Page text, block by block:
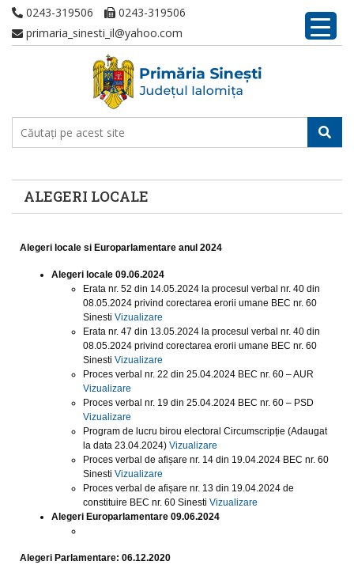
0243-319506
0243-319506
primaria_sinesti_il@yahoo.com
ALEGERI LOCALE
Alegeri locale si Europarlamentare anul 2024
Alegeri locale 09.06.2024
Erata nr. 52 din 14.05.2024 la procesul verbal nr. 40 din
08.05.2024 privind corectarea erorii umane BEC nr. 60
Sinesti Vizualizare
Erata nr. 47 din 13.05.2024 la procesul verbal nr. 40 din
08.05.2024 privind corectarea erorii umane BEC nr. 60
Sinesti Vizualizare
Proces verbal nr. 22 din 25.04.2024 BEC nr. 60 – AUR
Vizualizare
Proces verbal nr. 19 din 25.04.2024 BEC nr. 60 – PSD
Vizualizare
Program de lucru birou electoral Circumscripție (Adaugat
la data 23.04.2024) Vizualizare
Proces verbal de afișare nr. 14 din 19.04.2024 BEC nr. 60
Sinesti Vizualizare
Proces verbal de afișare nr. 13 din 19.04.2024 de
constituire BEC nr. 60 Sinesti Vizualizare
Alegeri Europarlamentare 09.06.2024
Alegeri Parlamentare: 06.12.2020